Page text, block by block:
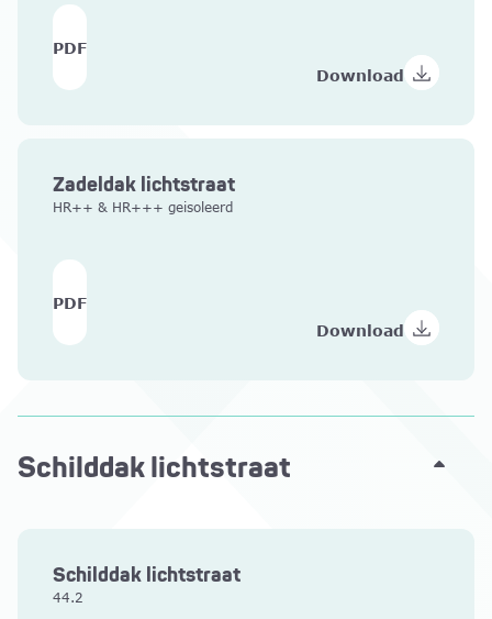
PDF
Download
Zadeldak lichtstraat
HR++ & HR+++ geisoleerd
PDF
Download
Schilddak lichtstraat
Schilddak lichtstraat
44.2